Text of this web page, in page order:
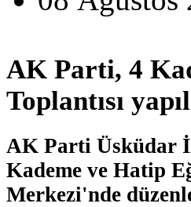
AK Parti, 4
Toplantısı
AK Parti Üsküdar
Kademe ve Hatip
Merkezi'nde